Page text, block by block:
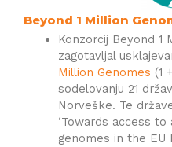
Beyond 1 Million
Konzorcij Beyond 1
zagotavljal
Million Genomes (1
sodelovanju 21
Norveške. Te
‘Towards access
genomes in the EU